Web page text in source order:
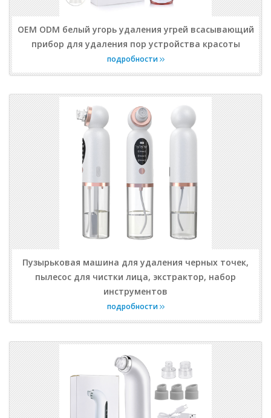
OEM ODM белый угорь удаления угрей всасывающий
прибор для удаления пор устройства красоты
подробности
Пузырьковая машина для удаления черных точек,
пылесос для чистки лица, экстрактор, набор
инструментов
подробности